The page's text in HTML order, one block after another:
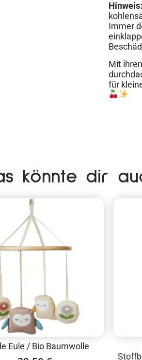
Hinweis:
Immer
Mit
für
könnte dir
Eule / Bio Baumwolle